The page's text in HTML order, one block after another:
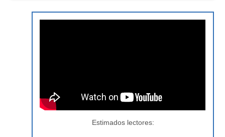
Estimados lectores: